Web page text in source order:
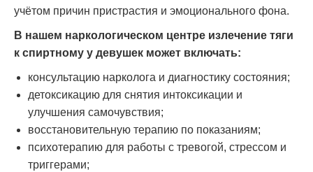
учётом причин пристрастия и эмоционального фона.
В нашем наркологическом центре излечение тяги
к спиртному у девушек может включать:
консультацию нарколога и диагностику состояния;
детоксикацию для снятия интоксикации и
улучшения самочувствия;
восстановительную терапию по показаниям;
психотерапию для работы с тревогой, стрессом и
триггерами;